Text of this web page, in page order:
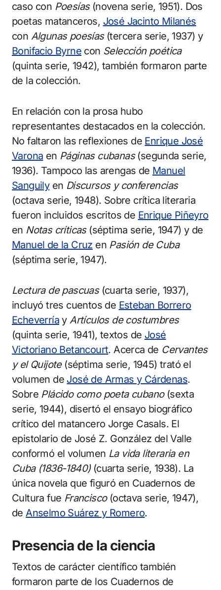
caso con Poesías(novena serie, 1951). Dos
poetas matanceros, José Jacinto Milanés
con Algunas poesías(tercera serie, 1937) y
Bonifacio Byrne con Selección poética
(quinta serie, 1942), también formaron parte
de la colección.
En relación con la prosa hubo
representantes destacados en la colección.
No faltaron las reflexiones de Enrique José
Varona en Páginas cubanas(segunda serie,
1936). Tampoco las arengas de Manuel
Sanguilyen Discursos y conferencias
(octava serie, 1948). Sobre crítica literaria
fueron incluidos escritos de Enrique Piñeyro
en Notas críticas(séptima serie, 1947) y de
Manuel de la Cruz en Pasión de Cuba
(séptima serie, 1947).
Lectura de pascuas(cuarta serie, 1937),
incluyó tres cuentos de Esteban Borrero
Echeverría yArtículos de costumbres
(quinta serie, 1941), textos de José
Victoriano Betancourt. Acerca de Cervantes
y el Quijote(séptima serie, 1945) trató el
volumen de José de Armas y Cárdenas.
Sobre Plácido como poeta cubano(sexta
serie, 1944), disertó el ensayo biográfico
crítico del matancero Jorge Casals. El
epistolario de José Z. González del Valle
conformó el volumen La vida literaria en
Cuba (1836-1840)(cuarta serie, 1938). La
única novela que figuró en Cuadernos de
Cultura fue Francisco(octava serie, 1947),
deAnselmo Suárez y Romero.
Presencia de la ciencia
Textos de carácter científico también
formaron parte de los Cuadernos de